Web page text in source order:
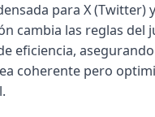
para X (Twitter)
cambia las reglas del
eficiencia,
coherente pero